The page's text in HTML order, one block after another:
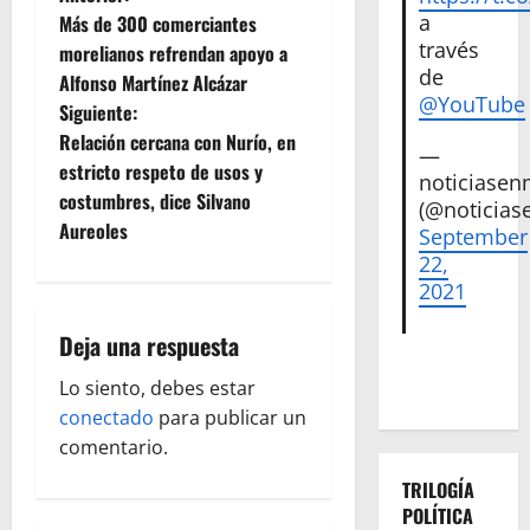
a
v
e
g
a
i
ó
n
Más de 300 comerciantes
morelianos refrendan apoyo a
Alfonso Martínez Alcázar
Siguiente:
Relación cercana con Nurío, en
estricto respeto de usos y
costumbres, dice Silvano
Aureoles
Deja una respuesta
Lo siento, debes estar
conectado para publicar un
comentario.
a
través
de
@YouTube
—
September
22,
2021
TRILOGÍA
POLÍTICA